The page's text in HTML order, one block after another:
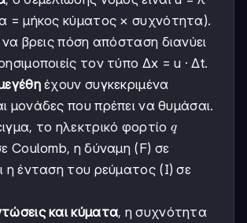
= μήκος κύματος × συχνότητα).
να βρεις πόση απόσταση διανύει
τον τύπο Δx = u · Δt.
έχουν συγκεκριμένα
μονάδες που πρέπει να θυμάσαι.
το ηλεκτρικό φορτίο q
q
Coulomb, η δύναμη (F) σε
η ένταση του ρεύματος (I) σε
και κύματα, η συχνότητα